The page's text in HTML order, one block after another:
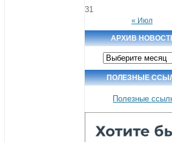
31
« Июл
АРХИВ
Архив
новостей
ПОЛЕЗНЫЕ
Полезные